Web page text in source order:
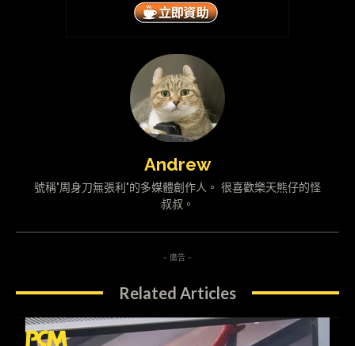
Andrew
號稱"周身刀無張利"的多媒體創作人。 很喜歡樂天熊仔的怪
叔叔。
- 廣告 -
Related Articles